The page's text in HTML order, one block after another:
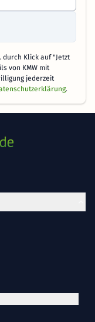
durch Klick auf "Jetzt
von KMW mit
jederzeit
.